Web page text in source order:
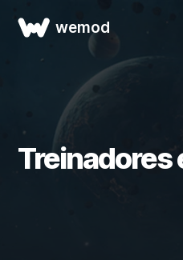
wemod
Treinadores